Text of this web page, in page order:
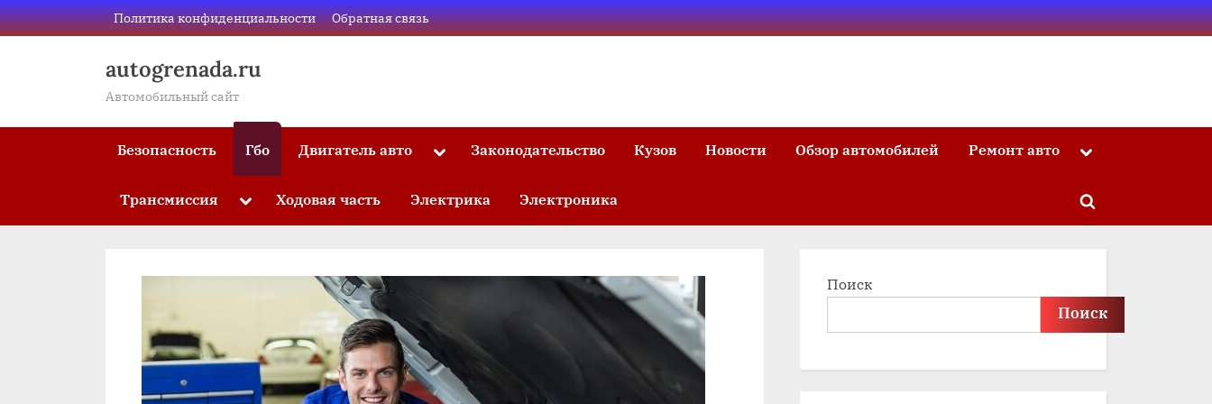
Skip
to
Политика конфиденциальности Обратная связь
autogrenada.ru
Автомобильный сайт
Безопасность Гбо Двигатель авто ToggleЗаконодательство Кузов Новости Обзор автомобилей Ремонт авто Toggle
Трансмиссия Toggle
menu
Ходовая часть Электрика Электроника
Toggle
Поиск
Поиск